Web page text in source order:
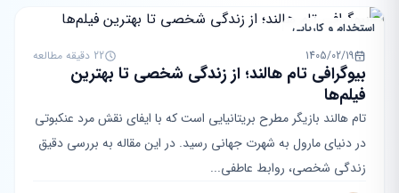
استخدام و کاریابی
1405/02/19
22 دقیقه مطالعه
بیوگرافی تام هالند؛ از زندگی شخصی تا بهترین
فیلم‌ها
تام هالند بازیگر مطرح بریتانیایی است که با ایفای نقش مرد عنکبوتی
در دنیای مارول به شهرت جهانی رسید. در این مقاله به بررسی دقیق
زندگی شخصی، روابط عاطفی...